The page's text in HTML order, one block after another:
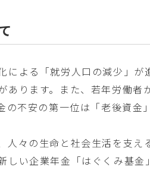
による「就労人口の減少」
あります。また、若年労働
の不安の第一位は「老後資金
人々の生命と社会生活を支
しい企業年金「はぐくみ基金